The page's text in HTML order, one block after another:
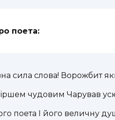
поета:
сила слова! Ворожбит
чудовим Чарував
поета І його величну